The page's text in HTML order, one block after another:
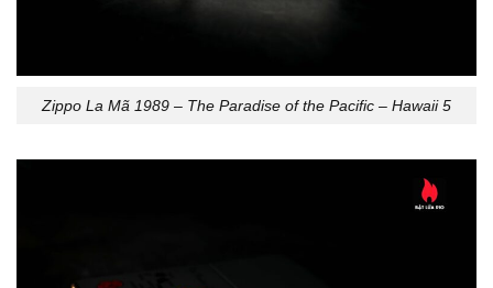
Zippo La Mã 1989 – The Paradise of the Pacific – Hawaii 5